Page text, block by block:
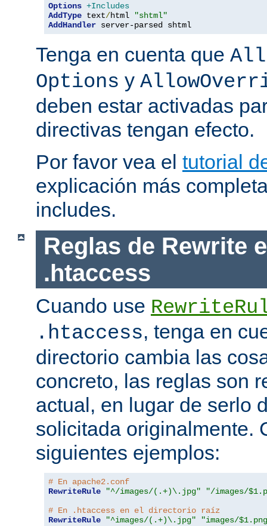
Options +Includes
AddType text/html
"shtml"
AddHandler server-parsed shtml
Tenga en cuenta que
Options y
deben estar activadas
directivas tengan efecto.
Por favor vea el tutorial
explicación más
includes.
Reglas de Rewrite
.htaccess
Cuando use
.htaccess, tenga en
directorio cambia las
concreto, las reglas son
actual, en lugar de serlo
solicitada originalmente.
siguientes ejemplos:
# En apache2.conf
RewriteRule
"^/images/(.+)\.jpg"
"/images/
# En .htaccess en el directorio raíz
RewriteRule
"^images/(.+)\.jpg"
"images/